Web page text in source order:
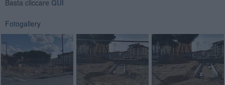
Basta cliccare QUI
Fotogallery